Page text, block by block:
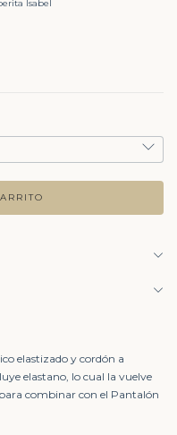
Isabel
elastizado y cordón a
elastano, lo cual la vuelve
combinar con el Pantalón